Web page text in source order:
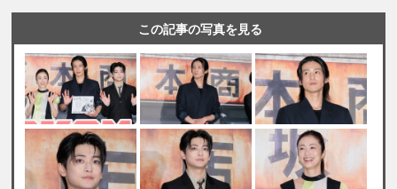
この記事の写真を見る